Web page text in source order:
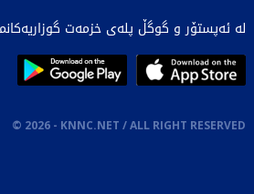
لە ئەپستۆر و گوگڵ پلەی خزمەت
© 2026 - KNNC.NET / ALL RIGHT RESERVED